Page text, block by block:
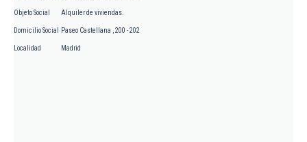
Objeto Social Alquiler de viviendas.
Domicilio Social Paseo Castellana , 200 - 202
Localidad Madrid